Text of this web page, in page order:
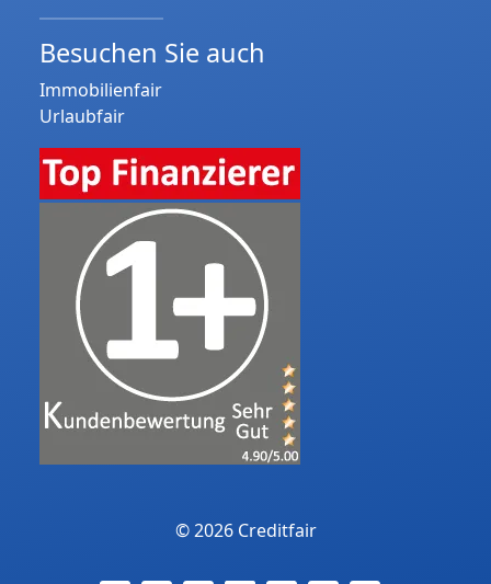
Besuchen Sie auch
Immobilienfair
Urlaubfair
© 2026 Creditfair